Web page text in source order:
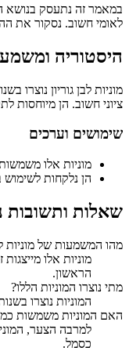
במאמר זה נתעסק בנושא
לאומי חשוב. נסקור את
היסטוריה
ציוני חשוב. הן מיוחסות
שימושים וערכים
מוניות אלו משמשות
הן נלקחות לשימוש
שאלות ותשובות
מהו המשמעות של מוניות
מוניות אלו מייצגות
הראשון.
מתי נוצרו המוניות הללו?
המוניות נוצרו בשנות ה-60 לזכר דוד בן
האם המוניות משמשות
למרבה הצער,
כסמל.